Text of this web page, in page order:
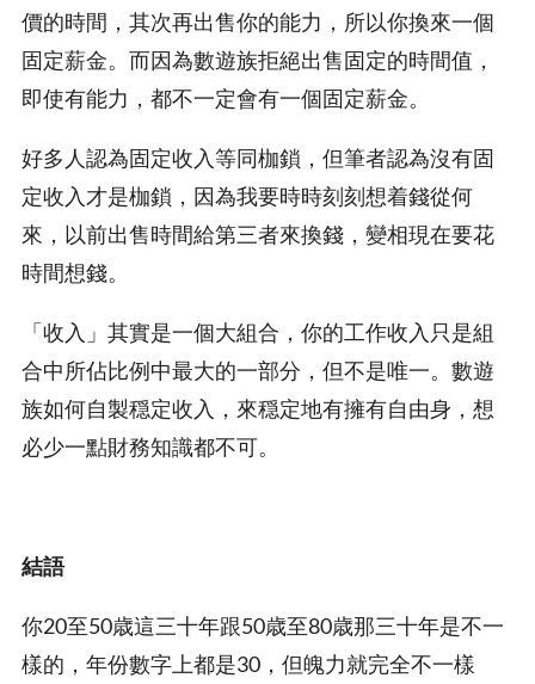
價的時間，其次再出售你的能力，所以你換來一個
固定薪金。而因為數遊族拒絕出售固定的時間值，
即使有能力，都不一定會有一個固定薪金。
好多人認為固定收入等同枷鎖，但筆者認為沒有固
定收入才是枷鎖，因為我要時時刻刻想着錢從何
來，以前出售時間給第三者來換錢，變相現在要花
時間想錢。
「收入」其實是一個大組合，你的工作收入只是組
合中所佔比例中最大的一部分，但不是唯一。數遊
族如何自製穏定收入，來穏定地有擁有自由身，想
必少一點財務知識都不可。
結語
你20至50歳這三十年跟50歳至80歳那三十年是不一
樣的，年份數字上都是30，但魄力就完全不一樣